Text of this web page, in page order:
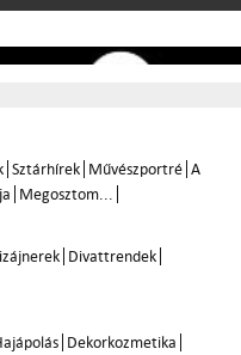
Sztárhírek Művészportré A
Megosztom...
Divattrendek
Dekorkozmetika